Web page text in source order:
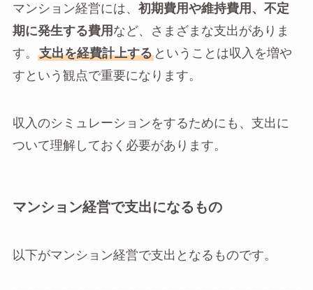
マンション経営には、 初期費用や維持費用、不定
期に発生する費用 など、さまざまな支出がありま
す。
支出を経費計上するということは収入を増や
すという観点で重要になります。
収入のシミュレーションをするためにも、支出に
ついて理解しておく必要があります。
マンション経営で支出になるもの
以下がマンション経営で支出となるものです。